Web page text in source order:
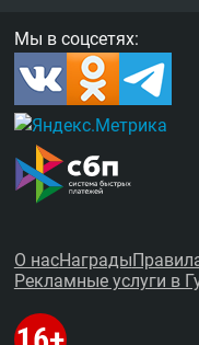
Мы в соцсетях:
О насНаграды
Рекламные услуги в